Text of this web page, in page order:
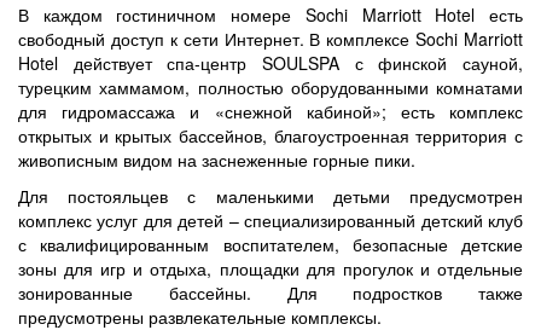
В каждом гостиничном номере Sochi Marriott Hotel есть
свободный доступ к сети Интернет. В комплексе Sochi Marriott
Hotel действует спа-центр SOULSPA с финской сауной,
турецким хаммамом, полностью оборудованными комнатами
для гидромассажа и «снежной кабиной»; есть комплекс
открытых и крытых бассейнов, благоустроенная территория с
живописным видом на заснеженные горные пики.
Для постояльцев с маленькими детьми предусмотрен
комплекс услуг для детей – специализированный детский клуб
с квалифицированным воспитателем, безопасные детские
зоны для игр и отдыха, площадки для прогулок и отдельные
зонированные бассейны. Для подростков также
предусмотрены развлекательные комплексы.